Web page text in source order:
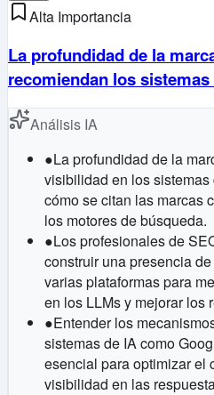
Alta Importancia
La profundidad de la
recomiendan los sistemas
Análisis IA
●La profundidad de la
visibilidad en los
cómo se citan las marcas
los motores de búsqueda.
●Los profesionales de
construir una presencia
varias plataformas para
en los LLMs y mejorar los
●Entender los
sistemas de IA como
esencial para optimizar el
visibilidad en las